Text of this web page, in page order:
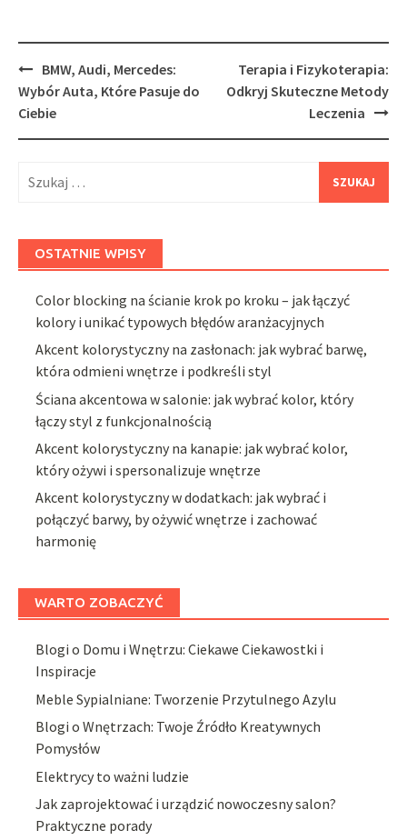
Post
navigation
BMW, Audi, Mercedes:
Wybór Auta, Które Pasuje do
Ciebie
Terapia i Fizykoterapia:
Odkryj Skuteczne Metody
Leczenia
OSTATNIE WPISY
Color blocking na ścianie krok po kroku – jak łączyć
kolory i unikać typowych błędów aranżacyjnych
Akcent kolorystyczny na zasłonach: jak wybrać barwę,
która odmieni wnętrze i podkreśli styl
Ściana akcentowa w salonie: jak wybrać kolor, który
łączy styl z funkcjonalnością
Akcent kolorystyczny na kanapie: jak wybrać kolor,
który ożywi i spersonalizuje wnętrze
Akcent kolorystyczny w dodatkach: jak wybrać i
połączyć barwy, by ożywić wnętrze i zachować
harmonię
WARTO ZOBACZYĆ
Blogi o Domu i Wnętrzu: Ciekawe Ciekawostki i
Inspiracje
Meble Sypialniane: Tworzenie Przytulnego Azylu
Blogi o Wnętrzach: Twoje Źródło Kreatywnych
Pomysłów
Elektrycy to ważni ludzie
Jak zaprojektować i urządzić nowoczesny salon?
Praktyczne porady